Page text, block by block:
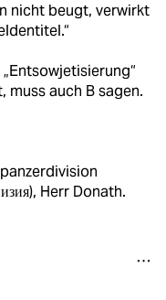
nicht beugt, verwirkt
muss auch B sagen.
Herr Donath.